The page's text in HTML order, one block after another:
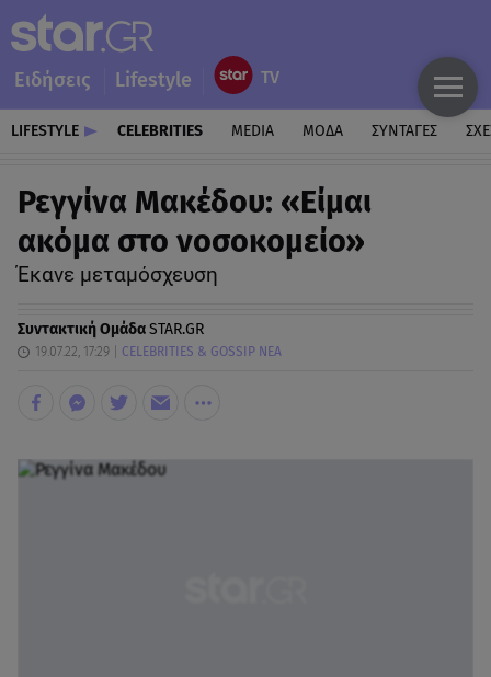
Ειδήσεις Lifestyle
LIFESTYLE CELEBRITIES MEDIA ΜΟΔΑ ΣΥΝΤΑΓΕΣ
Ρεγγίνα Μακέδου: «Είμαι
ακόμα στο νοσοκομείο»
Έκανε μεταμόσχευση
Συντακτική ΟμάδαSTAR.GR
19.07.22, 17:29 CELEBRITIES & GOSSIP ΝΕΑ